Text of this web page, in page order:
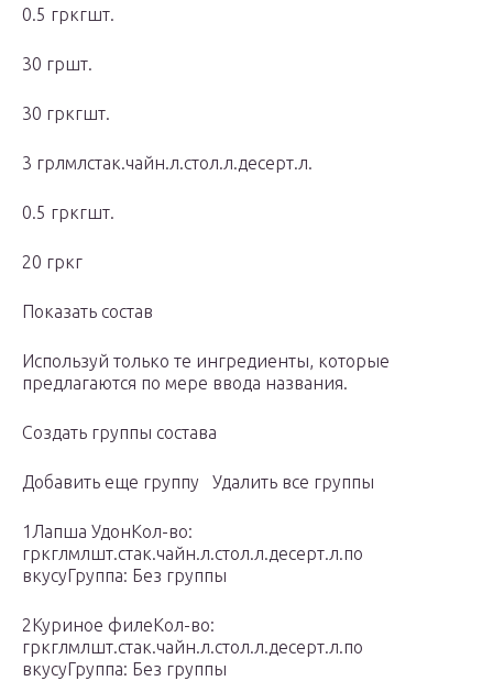
0.5 гркгшт.
30 гршт.
30 гркгшт.
3 грлмлстак.чайн.л.стол.л.десерт.л.
0.5 гркгшт.
20 гркг
Показать состав
Используй только те ингредиенты, которые
предлагаются по мере ввода названия.
Создать группы состава
Добавить еще группу Удалить все группы
1Лапша УдонКол-во:
гркглмлшт.стак.чайн.л.стол.л.десерт.л.по
вкусуГруппа: Без группы
2Куриное филеКол-во:
гркглмлшт.стак.чайн.л.стол.л.десерт.л.по
вкусуГруппа: Без группы